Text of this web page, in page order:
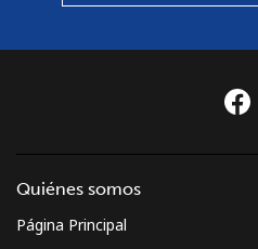
Quiénes somos
Página Principal